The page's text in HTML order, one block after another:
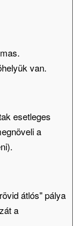
van.
esetleges
a
átlós" pálya
a